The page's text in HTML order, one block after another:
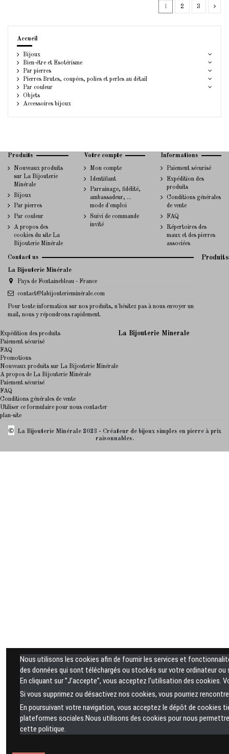
1 2 3
Accueil
Bijoux
Bien-être et Esotérisme
Par pierres
Pierres Brutes, coupées, polies et perles au détail
Par couleur
Objets
Accessoires bijoux
Produits
Nouveaux produits
sur La Bijouterie
Minérale
Bijoux
Par pierres
Par couleur
A propos des
cookies du site La
Bijouterie Minérale
Votre compte
Mon compte
Identifiant
Parrainage, fidélité,
ambassadeur, ...
mode d'emploi
Suivi de commande
invité
Informations
Paiement sécurisé
Expédition des
produits
Conditions générales
de vente
FAQ
Répertoires des
maux et des pierres
associées
Contact us
La Bijouterie Minérale
Pays de Fontainebleau - France
contact@labijouterieminérale.com
Pour toute information sur nos produits, n'hésitez pas à nous envoyer un
mail, nous y répondrons rapidement.
Produits
Expédition des produits
Paiement sécurisé
FAQ
Promotions
Nouveaux produits sur La Bijouterie Minérale
La Bijouterie Minerale
A propos de La Bijouterie Minérale
Paiement sécurisé
FAQ
Conditions générales de vente
Utiliser ce formulaire pour nous contacter
plan-site
© La Bijouterie Minérale 2023 - Créateur de bijoux simples en pierre à prix
raisonnables.
Nous utilisons les cookies afin de fournir les services et
des données qui sont téléchargés ou stockés sur votre ordinateur ou
En cliquant sur ”J’accepte”, vous acceptez l’utilisation des cookies.
Si vous supprimez ou désactivez nos cookies, vous pourriez
En poursuivant votre navigation, vous acceptez le dépôt de cookies
plateformes sociales.Nous utilisons des cookies pour nous
cette politique.